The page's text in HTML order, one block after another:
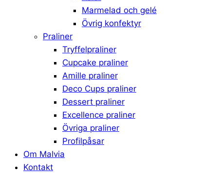
Marmelad och gelé
Övrig konfektyr
Praliner
Tryffelpraliner
Cupcake praliner
Amille praliner
Deco Cups praliner
Dessert praliner
Excellence praliner
Övriga praliner
Profilpåsar
Om Malvia
Kontakt